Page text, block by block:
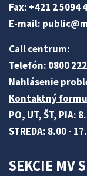
Fax: +421 2 5094
E-mail:
Call centrum:
Telefón: 0800
Nahlásenie
Kontaktný
PO, UT, ŠT, PIA:
STREDA: 8.00 -
SEKCIE MV